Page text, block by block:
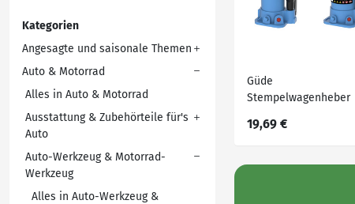
Kategorien
Angesagte und saisonale Themen
Auto & Motorrad
Alles in Auto & Motorrad
Ausstattung & Zubehörteile für's
Auto
Auto-Werkzeug & Motorrad-
Werkzeug
Alles in Auto-Werkzeug &
Güde
Stempelwagenheber
Pumphebel
19,69 €